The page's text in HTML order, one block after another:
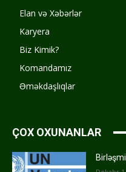
Elan və Xəbərlər
Karyera
Biz Kimik?
Komandamız
Əməkdaşlıqlar
ÇOX OXUNANLAR